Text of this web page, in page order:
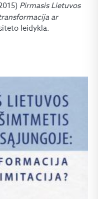
Pirmasis Lietuvos
ar
leidykla.